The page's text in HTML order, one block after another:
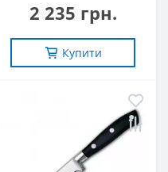
2 235 грн.
Купити